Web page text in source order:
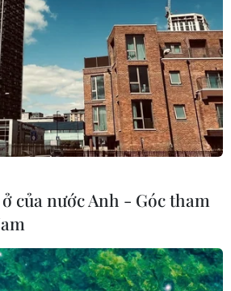
của nước Anh - Góc tham